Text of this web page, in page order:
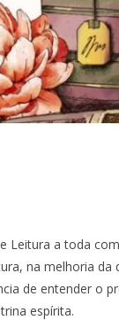
Leitura a toda
na melhoria da
de entender o
espírita.